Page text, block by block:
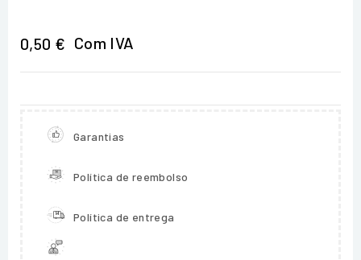
0,50 € Com IVA
Garantias
Política de reembolso
Política de entrega